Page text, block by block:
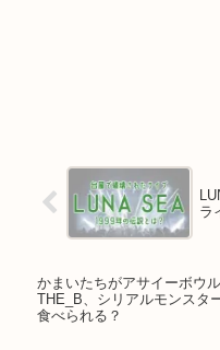
ラ
かまいたちがアサイーボウ
THE_B、シリアルモンスタ
食べられる？